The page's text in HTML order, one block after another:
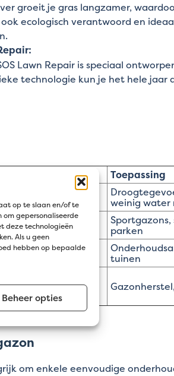
op te slaan en/of te
gepersonaliseerde
deze technologieën
Als u geen
hebben op bepaalde
Beheer opties
groeit je gras langzamer,
ecologisch verantwoord en
Lawn Repair is speciaal
technologie kun je het hele jaar
Toepassing
weinig water
bestand
parken
minder maaien,
tuinen
het hele
om enkele eenvoudige